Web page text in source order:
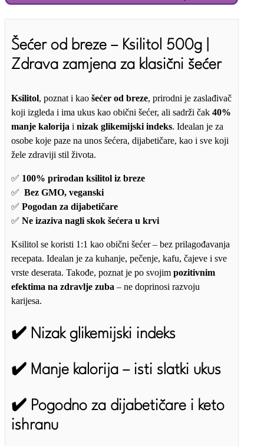
Šećer od breze – Ksilitol 500g |
Zdrava zamjena za klasični šećer
Ksilitol, poznat i kao šećer od breze, prirodni je zaslađivač
koji izgleda i ima ukus kao obični šećer, ali sadrži čak 40%
manje kalorija i nizak glikemijski indeks. Idealan je za
osobe koje paze na unos šećera, dijabetičare, kao i sve koji
žele zdraviji stil života.
✅ 100% prirodan ksilitol iz breze
✅ Bez GMO, veganski
✅ Pogodan za dijabetičare
✅ Ne izaziva nagli skok šećera u krvi
Ksilitol se koristi 1:1 kao obični šećer – bez prilagođavanja
recepata. Idealan je za kuhanje, pečenje, kafu, čajeve i sve
vrste deserata. Takođe, poznat je po svojim pozitivnim
efektima na zdravlje zuba – ne doprinosi razvoju
karijesa.
✔️ Nizak glikemijski indeks
✔️ Manje kalorija – isti slatki ukus
✔️ Pogodno za dijabetičare i keto
ishranu